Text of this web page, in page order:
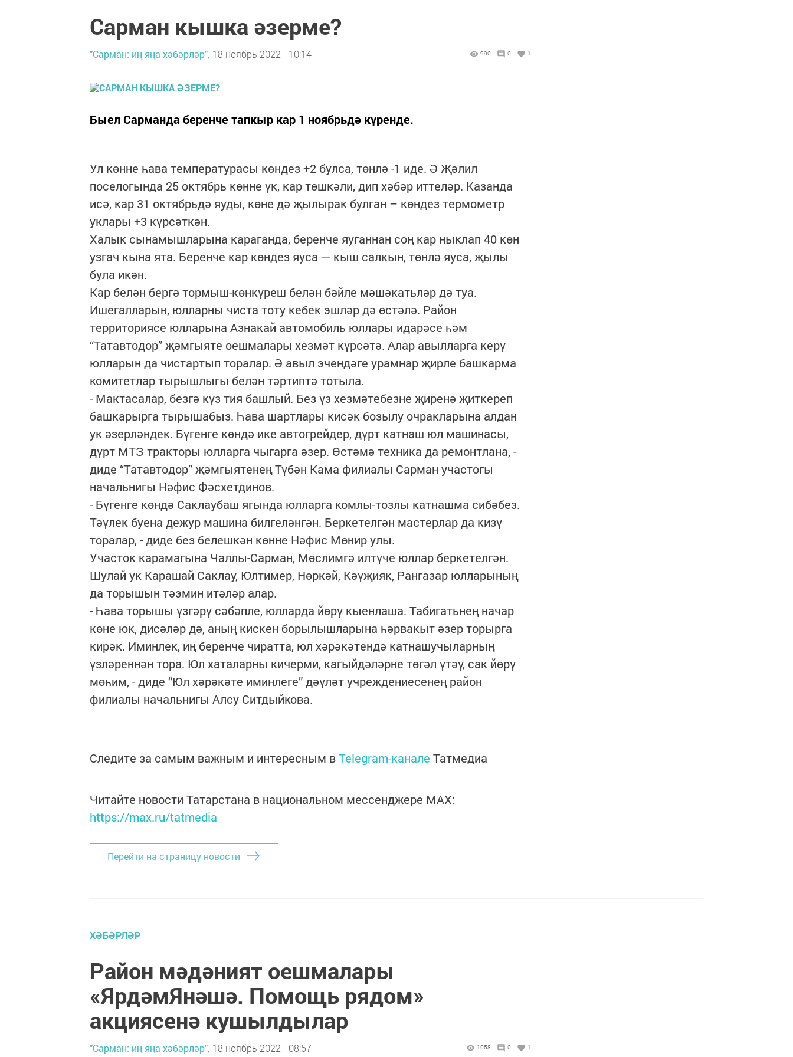
Сарман кышка әзерме?
"Сарман: иң яңа хәбәрләр", 18 ноябрь 2022 - 10:14 990 0 1
Быел Сарманда беренче тапкыр кар 1 ноябрьдә күренде.
Ул көнне һава температурасы көндез +2 булса, төнлә -1 иде. Ә Җәлил
поселогында 25 октябрь көнне үк, кар төшкәли, дип хәбәр иттеләр. Казанда
исә, кар 31 октябрьдә яуды, көне дә җылырак булган – көндез термометр
уклары +3 күрсәткән.
Халык сынамышларына караганда, беренче яуганнан соң кар ныклап 40 көн
узгач кына ята. Беренче кар көндез яуса — кыш салкын, төнлә яуса, җылы
була икән.
Кар белән бергә тормыш-көнкүреш белән бәйле мәшәкатьләр дә туа.
Ишегалларын, юлларны чиста тоту кебек эшләр дә өстәлә. Район
территориясе юлларына Азнакай автомобиль юллары идарәсе һәм
“Татавтодор” җәмгыяте оешмалары хезмәт күрсәтә. Алар авылларга керү
юлларын да чистартып торалар. Ә авыл эчендәге урамнар җирле башкарма
комитетлар тырышлыгы белән тәртиптә тотыла.
- Мактасалар, безгә күз тия башлый. Без үз хезмәтебезне җиренә җиткереп
башкарырга тырышабыз. Һава шартлары кисәк бозылу очракларына алдан
ук әзерләндек. Бүгенге көндә ике автогрейдер, дүрт катнаш юл машинасы,
дүрт МТЗ тракторы юлларга чыгарга әзер. Өстәмә техника да ремонтлана, -
диде “Татавтодор” җәмгыятенең Түбән Кама филиалы Сарман участогы
начальнигы Нәфис Фәсхетдинов.
- Бүгенге көндә Саклаубаш ягында юлларга комлы-тозлы катнашма сибәбез.
Тәүлек буена дежур машина билгеләнгән. Беркетелгән мастерлар да кизү
торалар, - диде без белешкән көнне Нәфис Мөнир улы.
Участок карамагына Чаллы-Сарман, Мөслимгә илтүче юллар беркетелгән.
Шулай ук Карашай Саклау, Юлтимер, Нөркәй, Кәүҗияк, Рангазар юлларының
да торышын тәэмин итәләр алар.
- Һава торышы үзгәрү сәбәпле, юлларда йөрү кыенлаша. Табигатьнең начар
көне юк, дисәләр дә, аның кискен борылышларына һәрвакыт әзер торырга
кирәк. Иминлек, иң беренче чиратта, юл хәрәкәтендә катнашучыларның
үзләреннән тора. Юл хаталарны кичерми, кагыйдәләрне төгәл үтәү, сак йөрү
мөһим, - диде “Юл хәрәкәте иминлеге” дәүләт учреждениесенең район
филиалы начальнигы Алсу Ситдыйкова.
Следите за самым важным и интересным вTelegram-канале Татмедиа
Читайте новости Татарстана в национальном мессенджере MАХ:
https://max.ru/tatmedia
Перейти на страницу новости
ХӘБӘРЛӘР
Район мәдәният оешмалары
«ЯрдәмЯнәшә. Помощь рядом»
акциясенә кушылдылар
"Сарман: иң яңа хәбәрләр", 18 ноябрь 2022 - 08:57 1058 0 1